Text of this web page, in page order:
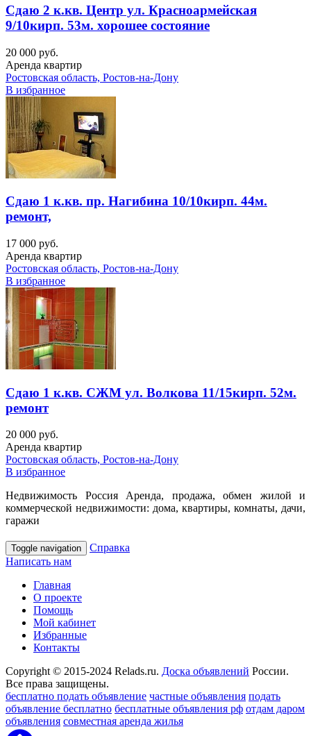
Сдаю 2 к.кв. Центр ул. Красноармейская
9/10кирп. 53м. хорошее состояние
20 000 руб.
Аренда квартир
Ростовская область, Ростов-на-Дону
В избранное
Сдаю 1 к.кв. пр. Нагибина 10/10кирп. 44м.
ремонт,
17 000 руб.
Аренда квартир
Ростовская область, Ростов-на-Дону
В избранное
Сдаю 1 к.кв. СЖМ ул. Волкова 11/15кирп. 52м.
ремонт
20 000 руб.
Аренда квартир
Ростовская область, Ростов-на-Дону
В избранное
Недвижимость Россия Аренда, продажа, обмен жилой и
коммерческой недвижимости: дома, квартиры, комнаты, дачи,
гаражи
Toggle navigation
Справка
Написать нам
Главная
О проекте
Помощь
Мой кабинет
Избранные
Контакты
Copyright © 2015-2024 Relads.ru. Доска объявлений России.
Все права защищены.
бесплатно подать объявление частные объявления подать
объявление бесплатно бесплатные объявления рф отдам даром
объявления совместная аренда жилья